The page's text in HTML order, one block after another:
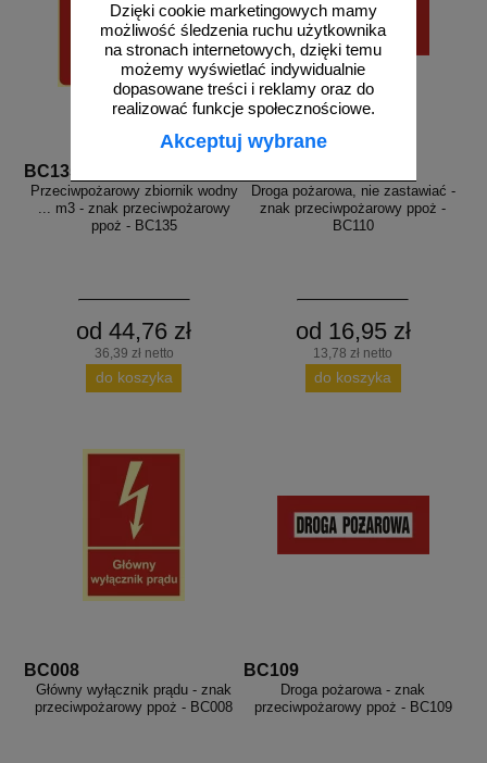
Dzięki cookie marketingowych mamy
możliwość śledzenia ruchu użytkownika
na stronach internetowych, dzięki temu
możemy wyświetlać indywidualnie
dopasowane treści i reklamy oraz do
realizować funkcje społecznościowe.
Akceptuj wybrane
BC135
Przeciwpożarowy zbiornik wodny
... m3 - znak przeciwpożarowy
ppoż - BC135
od 44,76 zł
36,39 zł netto
do koszyka
Droga pożarowa, nie zastawiać -
znak przeciwpożarowy ppoż -
BC110
od 16,95 zł
13,78 zł netto
do koszyka
BC008
Główny wyłącznik prądu - znak
przeciwpożarowy ppoż - BC008
BC109
Droga pożarowa - znak
przeciwpożarowy ppoż - BC109